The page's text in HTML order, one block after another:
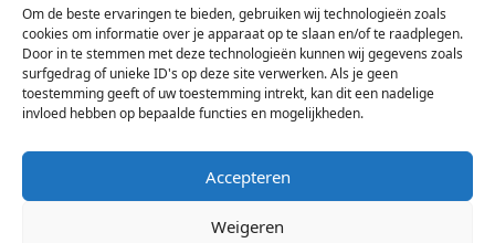
Om de beste ervaringen te bieden, gebruiken wij technologieën zoals
cookies om informatie over je apparaat op te slaan en/of te raadplegen.
Door in te stemmen met deze technologieën kunnen wij gegevens zoals
surfgedrag of unieke ID's op deze site verwerken. Als je geen
toestemming geeft of uw toestemming intrekt, kan dit een nadelige
invloed hebben op bepaalde functies en mogelijkheden.
Accepteren
Weigeren
Seat velgen
Skoda velgen
Smart velgen
Volkswagen velgen